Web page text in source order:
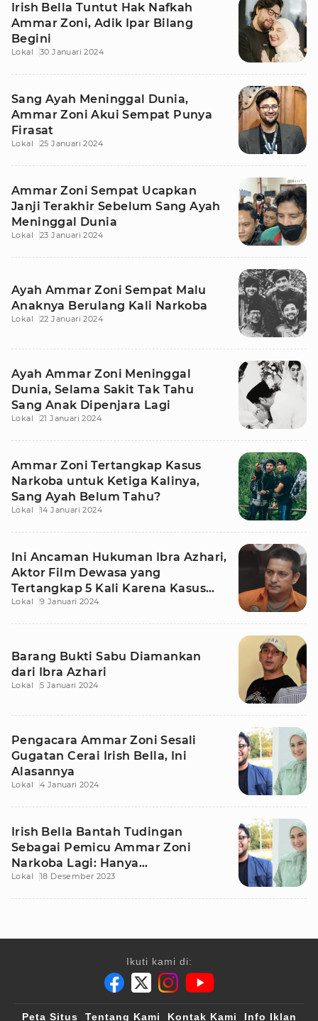
Irish Bella Tuntut Hak Nafkah
Ammar Zoni, Adik Ipar Bilang
Begini
Lokal 30 Januari 2024
Sang Ayah Meninggal Dunia,
Ammar Zoni Akui Sempat Punya
Firasat
Lokal 25 Januari 2024
Ammar Zoni Sempat Ucapkan
Janji Terakhir Sebelum Sang Ayah
Meninggal Dunia
Lokal 23 Januari 2024
Ayah Ammar Zoni Sempat Malu
Anaknya Berulang Kali Narkoba
Lokal 22 Januari 2024
Ayah Ammar Zoni Meninggal
Dunia, Selama Sakit Tak Tahu
Sang Anak Dipenjara Lagi
Lokal 21 Januari 2024
Ammar Zoni Tertangkap Kasus
Narkoba untuk Ketiga Kalinya,
Sang Ayah Belum Tahu?
Lokal 14 Januari 2024
Ini Ancaman Hukuman Ibra Azhari,
Aktor Film Dewasa yang
Tertangkap 5 Kali Karena Kasus
Narkoba
Lokal 9 Januari 2024
Barang Bukti Sabu Diamankan
dari Ibra Azhari
Lokal 5 Januari 2024
Pengacara Ammar Zoni Sesali
Gugatan Cerai Irish Bella, Ini
Alasannya
Lokal 4 Januari 2024
Irish Bella Bantah Tudingan
Sebagai Pemicu Ammar Zoni
Narkoba Lagi: Hanya
Mengingatkan
Lokal 18 Desember 2023
Ikuti kami di:
Peta Situs Tentang Kami Kontak Kami Info Iklan